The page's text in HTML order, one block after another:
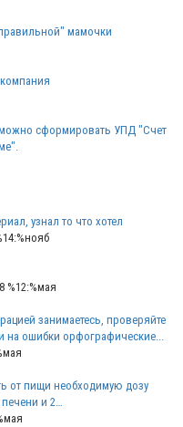
мамочки
компания
сформировать УПД "Счет
узнал то что хотел
%12:%мая
занимаетесь, проверяйте
на ошибки орфографические...
от пищи необходимую дозу
и 2…